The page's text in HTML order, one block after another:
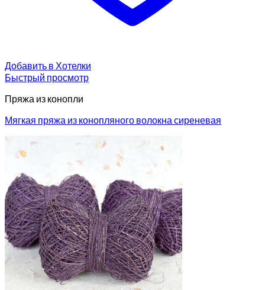
Добавить в Хотелки
Быстрый просмотр
Пряжа из конопли
Мягкая пряжа из конопляного волокна сиреневая